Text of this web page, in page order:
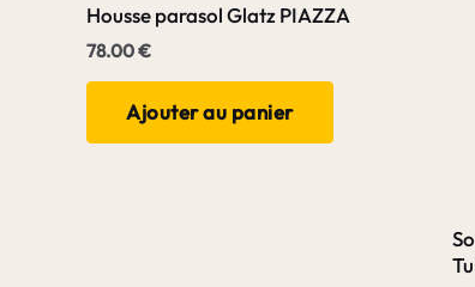
Housse parasol Glatz PIAZZA
78.00€
Ajouter au panier